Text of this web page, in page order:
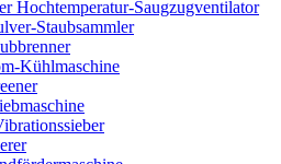
Hochtemperatur-Saugzugventilator
Staubsammler
Kühlmaschine